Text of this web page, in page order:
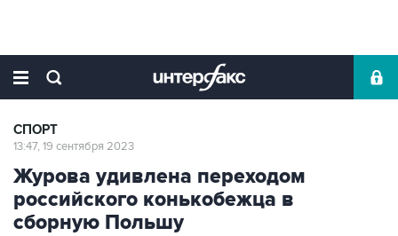
СПОРТ
13:47, 19 сентября 2023
Журова удивлена переходом
российского конькобежца в
сборную Польшу